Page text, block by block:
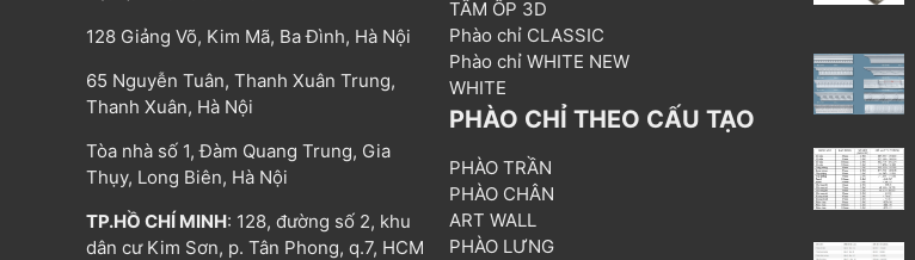
128 Giảng Võ, Kim Mã, Ba Đình, Hà Nội
65 Nguyễn Tuân, Thanh Xuân Trung,
Thanh Xuân, Hà Nội
Tòa nhà số 1, Đàm Quang Trung, Gia
Thụy, Long Biên, Hà Nội
TP.HỒ CHÍ MINH: 128, đường số 2, khu
dân cư Kim Sơn, p. Tân Phong, q.7, HCM
TẤM ỐP 3D
Phào chỉ CLASSIC
Phào chỉ WHITE NEW
WHITE
PHÀO CHỈ THEO CẤU TẠO
PHÀO TRẦN
PHÀO CHÂN
ART WALL
PHÀO LƯNG